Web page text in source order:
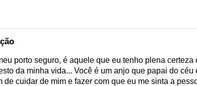
porto seguro, é aquele que eu tenho plena certeza
da minha vida... Você é um anjo que papai do céu
de cuidar de mim e fazer com que eu me sinta a